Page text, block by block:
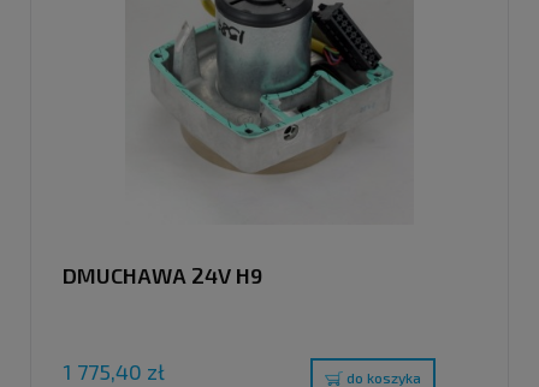
DMUCHAWA 24V H9
1 775,40 zł do koszyka